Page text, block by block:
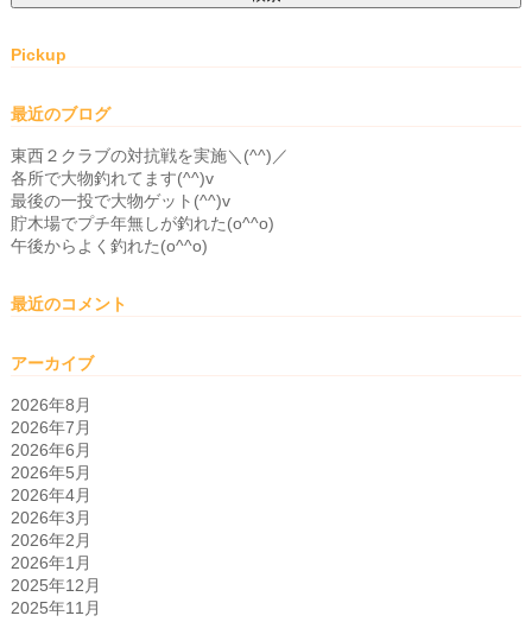
Pickup
最近のブログ
東西２クラブの対抗戦を実施＼(^^)／
各所で大物釣れてます(^^)v
最後の一投で大物ゲット(^^)v
貯木場でプチ年無しが釣れた(o^^o)
午後からよく釣れた(o^^o)
最近のコメント
アーカイブ
2026年8月
2026年7月
2026年6月
2026年5月
2026年4月
2026年3月
2026年2月
2026年1月
2025年12月
2025年11月